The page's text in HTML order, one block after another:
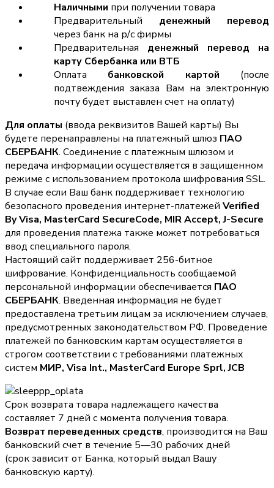
Наличными при получении товара
Предварительный денежный перевод
через банк на р/с фирмы
Предварительная денежный перевод на
карту Сбербанка или ВТБ
Оплата банковской картой (после
подтвеждения заказа Вам на электронную
почту будет выставлен счет на оплату)
Для оплаты (ввода реквизитов Вашей карты) Вы
будете перенаправлены на платежный шлюз ПАО
СБЕРБАНК. Соединение с платежным шлюзом и
передача информации осуществляется в защищенном
режиме с использованием протокола шифрования SSL.
В случае если Ваш банк поддерживает технологию
безопасного проведения интернет-платежей Verified
By Visa, MasterCard SecureCode, MIR Accept, J-Secure
для проведения платежа также может потребоваться
ввод специального пароля.
Настоящий сайт поддерживает 256-битное
шифрование. Конфиденциальность сообщаемой
персональной информации обеспечивается ПАО
СБЕРБАНК. Введенная информация не будет
предоставлена третьим лицам за исключением случаев,
предусмотренных законодательством РФ. Проведение
платежей по банковским картам осуществляется в
строгом соответствии с требованиями платежных
систем МИР, Visa Int., MasterCard Europe Sprl, JCB
Срок возврата товара надлежащего качества
составляет 7 дней с момента получения товара.
Возврат переведенных средств, производится на Ваш
банковский счет в течение 5—30 рабочих дней
(срок зависит от Банка, который выдал Вашу
банковскую карту).